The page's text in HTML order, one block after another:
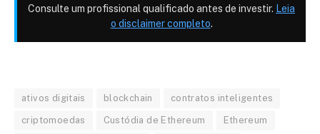
Consulte um profissional qualificado antes de investir. Leia
o disclaimer completo.
ativos digitais blockchain contratos inteligentes
criptomoedas Custódia de Ethereum Ethereum